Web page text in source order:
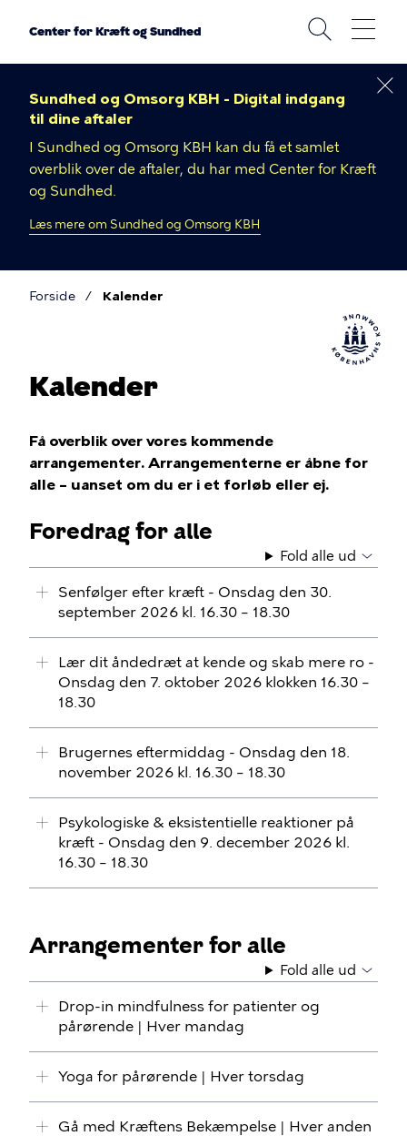
Center for Kræft og Sundhed
Sundhed og Omsorg KBH - Digital indgang
til dine aftaler
I Sundhed og Omsorg KBH kan du få et samlet
overblik over de aftaler, du har med Center for Kræft
og Sundhed.
Læs mere om Sundhed og Omsorg KBH
Forside Kalender
Kalender
Få overblik over vores kommende
arrangementer. Arrangementerne er åbne for
alle – uanset om du er i et forløb eller ej.
Foredrag for alle
Fold alle ud
Senfølger efter kræft - Onsdag den 30.
september 2026 kl. 16.30 – 18.30
Lær dit åndedræt at kende og skab mere ro -
Onsdag den 7. oktober 2026 klokken 16.30 –
18.30
Brugernes eftermiddag - Onsdag den 18.
november 2026 kl. 16.30 – 18.30
Psykologiske & eksistentielle reaktioner på
kræft - Onsdag den 9. december 2026 kl.
16.30 – 18.30
Arrangementer for alle
Fold alle ud
Drop-in mindfulness for patienter og
pårørende | Hver mandag
Yoga for pårørende | Hver torsdag
Gå med Kræftens Bekæmpelse | Hver anden